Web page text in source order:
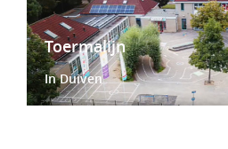
Toermalijn
In Duiven